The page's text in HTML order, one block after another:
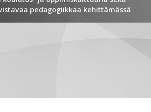
pedagogiikkaa kehittämässä